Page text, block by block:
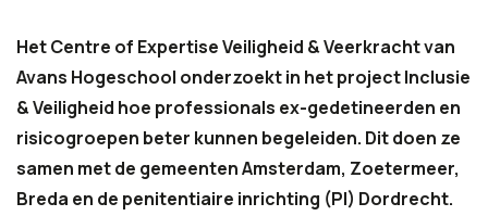
Het Centre of Expertise Veiligheid & Veerkracht van
Avans Hogeschool onderzoekt in het project Inclusie
& Veiligheid hoe professionals ex-gedetineerden en
risicogroepen beter kunnen begeleiden. Dit doen ze
samen met de gemeenten Amsterdam, Zoetermeer,
Breda en de penitentiaire inrichting (PI) Dordrecht.